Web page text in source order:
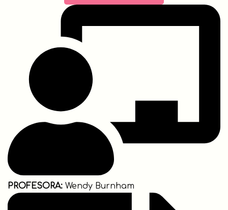
PROFESORA: Wendy Burnham